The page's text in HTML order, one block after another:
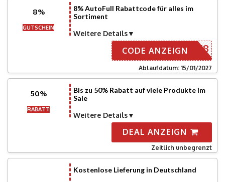
8%
GUTSCHEIN
8% AutoFull Rabattcode für alles im
Sortiment
Weitere Details
AFFNEW8
CODE ANZEIGN
Ablaufdatum: 15/01/2027
50%
RABATT
Bis zu 50% Rabatt auf viele Produkte im
Sale
Weitere Details
DEAL ANZEIGN
Zeitlich unbegrenzt
Kostenlose Lieferung in Deutschland